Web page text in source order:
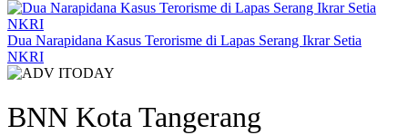
Dua Narapidana Kasus Terorisme di Lapas Serang Ikrar Setia
NKRI
BNN Kota Tangerang